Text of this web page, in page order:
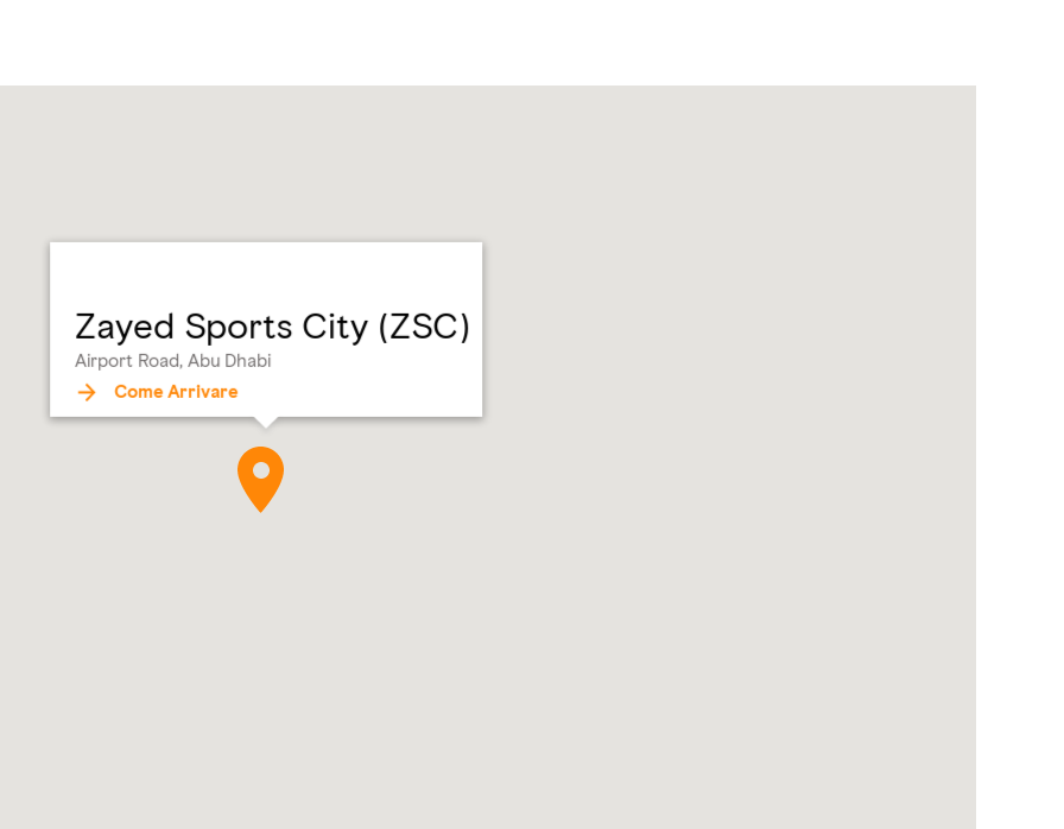
Zayed Sports City (ZSC)
Airport Road, Abu Dhabi
Come Arrivare